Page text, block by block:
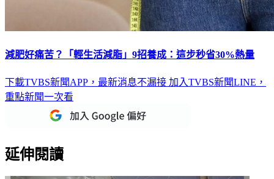
減肥好痛苦？「輕生活減脂」9招養成：這步秒省30%熱量
下載TVBS新聞APP，最新消息不漏接 加入TVBS新聞LINE，
重點新聞一次看
延伸閱讀